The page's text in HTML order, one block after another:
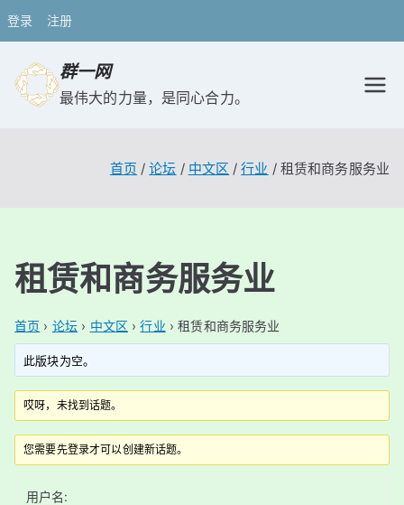
登录 注册
群一网
最伟大的力量，是同心合力。
首页 论坛 中文区 行业 租赁和商务服务业
租赁和商务服务业
首页 › 论坛 › 中文区 › 行业 › 租赁和商务服务业
此版块为空。
哎呀，未找到话题。
您需要先登录才可以创建新话题。
用户名: